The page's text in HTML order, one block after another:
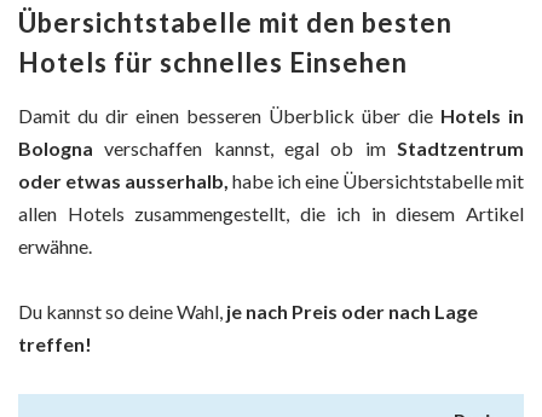
Übersichtstabelle mit den besten
Hotels für schnelles Einsehen
Damit du dir einen besseren Überblick über die Hotels in
Bolognaverschaffen kannst, egal ob im Stadtzentrum
oder etwas ausserhalb, habe ich eine Übersichtstabelle mit
allen Hotels zusammengestellt, die ich in diesem Artikel
erwähne.
Du kannst so deine Wahl, je nach Preis oder nach Lage
treffen!